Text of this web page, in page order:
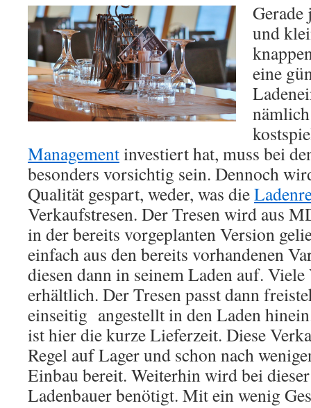
Gerade
und
eine
Managementinvestiert hat, muss bei
besonders vorsichtig sein. Dennoch
Qualität gespart, weder, was die
Verkaufstresen. Der Tresen wird aus
in der bereits vorgeplanten Version
einfach aus den bereits vorhandenen
diesen dann in seinem Laden auf.
erhältlich. Der Tresen passt dann
einseitig angestellt in den Laden
ist hier die kurze Lieferzeit. Diese
Regel auf Lager und schon nach
Einbau bereit. Weiterhin wird bei
Ladenbauer benötigt. Mit ein wenig